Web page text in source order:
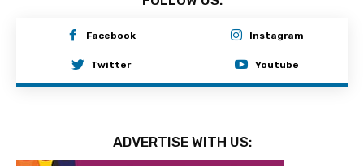
Facebook Instagram
Twitter Youtube
ADVERTISE WITH US: